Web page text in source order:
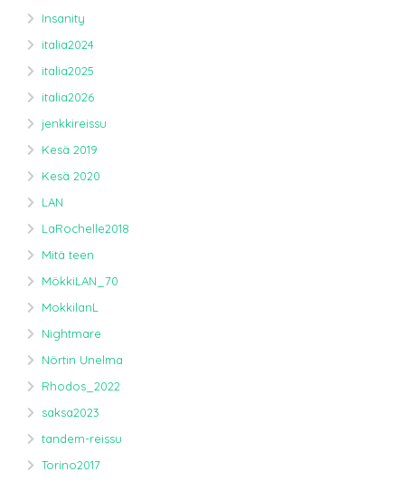
Insanity
italia2024
italia2025
italia2026
jenkkireissu
Kesä 2019
Kesä 2020
LAN
LaRochelle2018
Mitä teen
MökkiLAN_70
MokkilanL
Nightmare
Nörtin Unelma
Rhodos_2022
saksa2023
tandem-reissu
Torino2017